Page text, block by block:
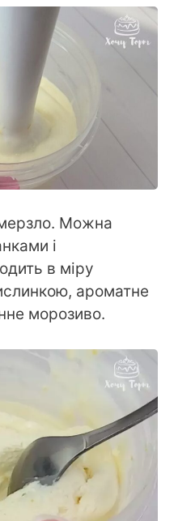
Можна
і
в міру
ароматне
морозиво.